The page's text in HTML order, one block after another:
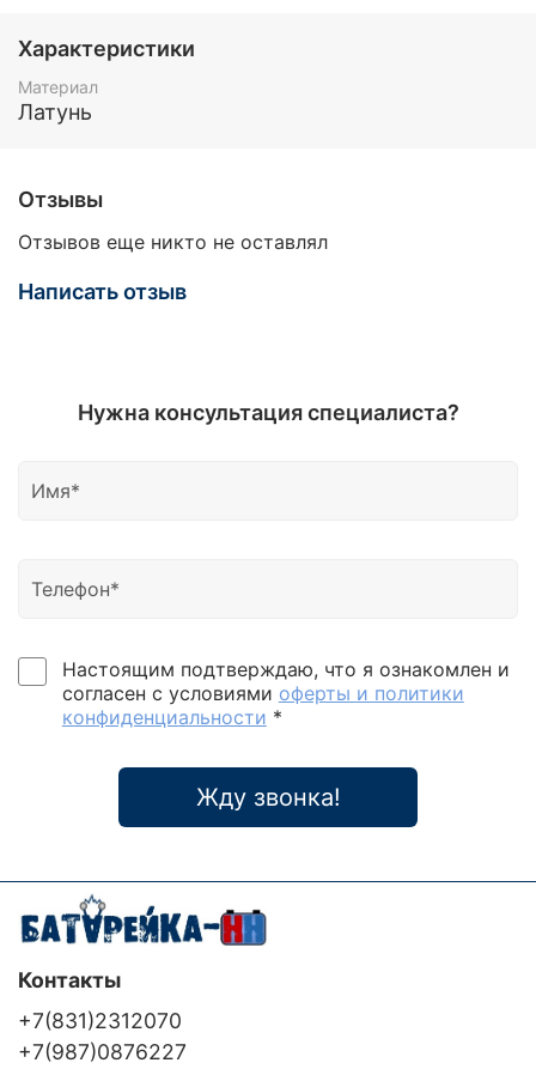
Характеристики
Материал
Латунь
Отзывы
Отзывов еще никто не оставлял
Написать отзыв
Нужна консультация специалиста?
Настоящим подтверждаю, что я ознакомлен и
согласен с условиями оферты и политики
конфиденциальности *
Жду звонка!
Контакты
+7(831)2312070
+7(987)0876227